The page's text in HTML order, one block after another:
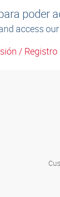
poder
access
/ Registro